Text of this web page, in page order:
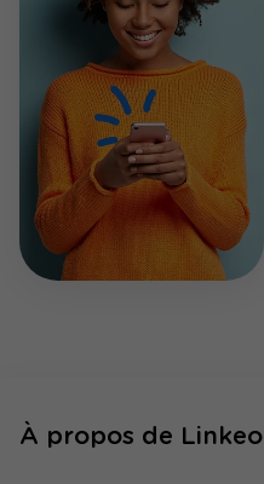
À propos de Linkeo